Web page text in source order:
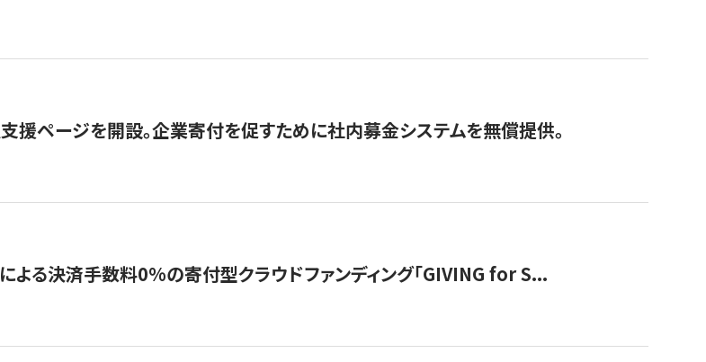
援ページを開設。企業寄付を促すために社内募金システムを無償提供。
よる決済手数料0%の寄付型クラウドファンディング「GIVING for S...